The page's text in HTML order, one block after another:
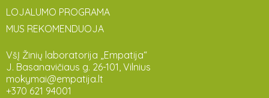
LOJALUMO PROGRAMA
MUS REKOMENDUOJA
VšĮ Žinių laboratorija „Empatija“
J. Basanavičiaus g. 26-101, Vilnius
mokymai@empatija.lt
+370 621 94001